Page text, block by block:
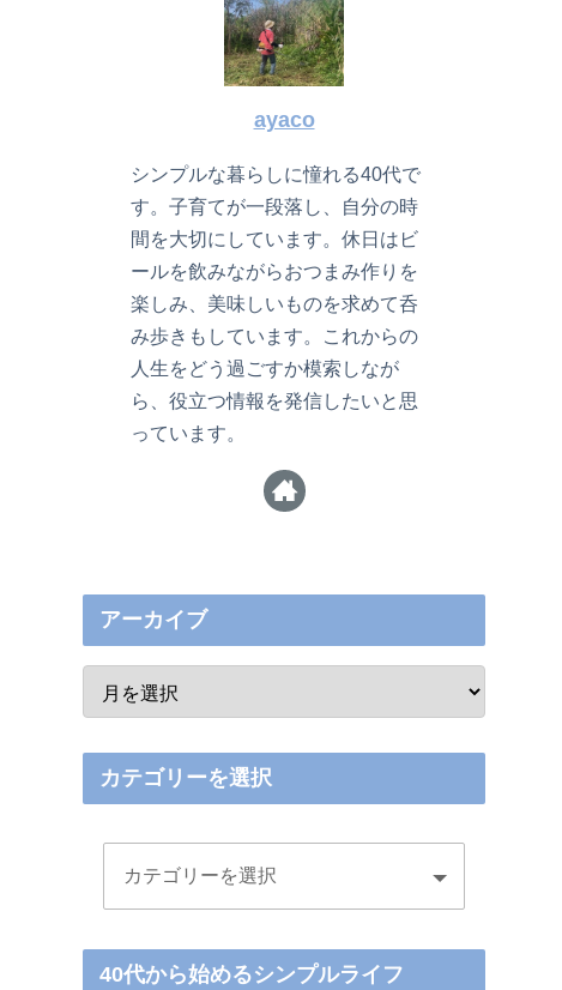
ayaco
シンプルな暮らしに憧れる40代で
す。子育てが一段落し、自分の時
間を大切にしています。休日はビ
ールを飲みながらおつまみ作りを
楽しみ、美味しいものを求めて呑
み歩きもしています。これからの
人生をどう過ごすか模索しなが
ら、役立つ情報を発信したいと思
っています。
アーカイブ
カテゴリーを選択
40代から始めるシンプルライフ